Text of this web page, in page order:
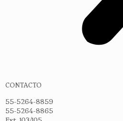
CONTACTO
55-5264-8859
55-5264-8865